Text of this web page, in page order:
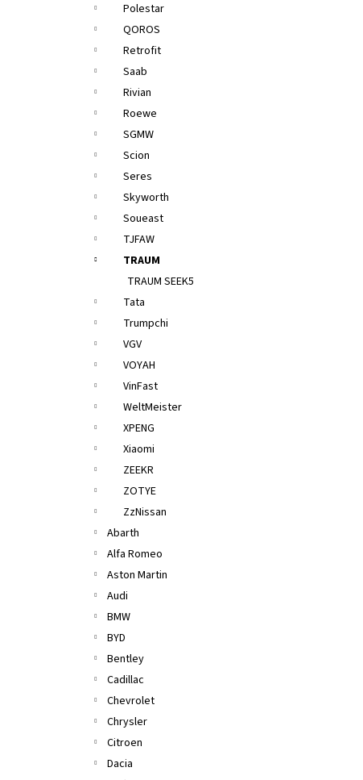
Polestar
QOROS
Retrofit
Saab
Rivian
Roewe
SGMW
Scion
Seres
Skyworth
Soueast
TJFAW
TRAUM
TRAUM SEEK5
Tata
Trumpchi
VGV
VOYAH
VinFast
WeltMeister
XPENG
Xiaomi
ZEEKR
ZOTYE
ZzNissan
Abarth
Alfa Romeo
Aston Martin
Audi
BMW
BYD
Bentley
Cadillac
Chevrolet
Chrysler
Citroen
Dacia